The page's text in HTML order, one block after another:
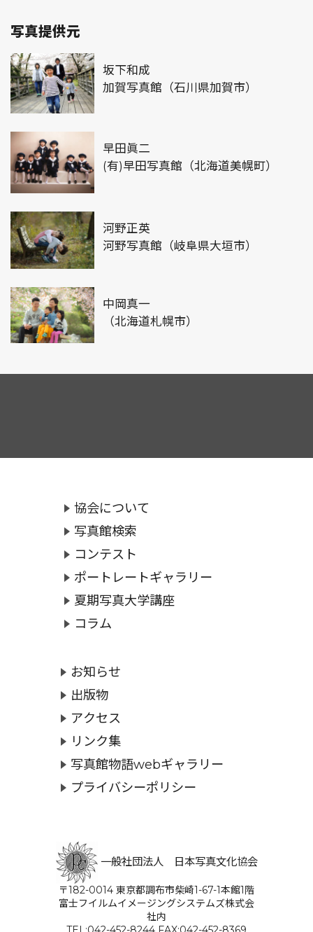
写真提供元
坂下和成
加賀写真館（石川県加賀市）
早田眞二
(有)早田写真館（北海道美幌町）
河野正英
河野写真館（岐阜県大垣市）
中岡真一
（北海道札幌市）
協会について
写真館検索
コンテスト
ポートレートギャラリー
夏期写真大学講座
コラム
お知らせ
出版物
アクセス
リンク集
写真館物語webギャラリー
プライバシーポリシー
一般社団法人 日本写真文化協会
〒182-0014 東京都調布市柴崎1-67-1本館1階
富士フイルムイメージングシステムズ株式会
社内